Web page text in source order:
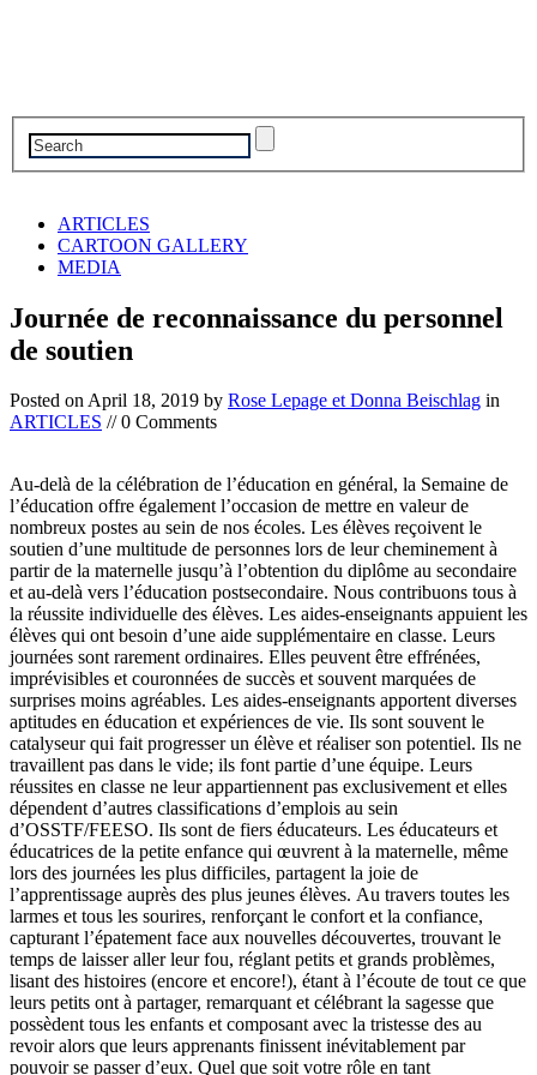
ARTICLES
CARTOON GALLERY
MEDIA
Journée de reconnaissance du personnel
de soutien
Posted onApril 18, 2019 by Rose Lepage et Donna Beischlag in
ARTICLES // 0 Comments
Au-delà de la célébration de l’éducation en général, la Semaine de
l’éducation offre également l’occasion de mettre en valeur de
nombreux postes au sein de nos écoles. Les élèves reçoivent le
soutien d’une multitude de personnes lors de leur cheminement à
partir de la maternelle jusqu’à l’obtention du diplôme au secondaire
et au-delà vers l’éducation postsecondaire. Nous contribuons tous à
la réussite individuelle des élèves. Les aides-enseignants appuient les
élèves qui ont besoin d’une aide supplémentaire en classe. Leurs
journées sont rarement ordinaires. Elles peuvent être effrénées,
imprévisibles et couronnées de succès et souvent marquées de
surprises moins agréables. Les aides-enseignants apportent diverses
aptitudes en éducation et expériences de vie. Ils sont souvent le
catalyseur qui fait progresser un élève et réaliser son potentiel. Ils ne
travaillent pas dans le vide; ils font partie d’une équipe. Leurs
réussites en classe ne leur appartiennent pas exclusivement et elles
dépendent d’autres classifications d’emplois au sein
d’OSSTF/FEESO. Ils sont de fiers éducateurs. Les éducateurs et
éducatrices de la petite enfance qui œuvrent à la maternelle, même
lors des journées les plus difficiles, partagent la joie de
l’apprentissage auprès des plus jeunes élèves. Au travers toutes les
larmes et tous les sourires, renforçant le confort et la confiance,
capturant l’épatement face aux nouvelles découvertes, trouvant le
temps de laisser aller leur fou, réglant petits et grands problèmes,
lisant des histoires (encore et encore!), étant à l’écoute de tout ce que
leurs petits ont à partager, remarquant et célébrant la sagesse que
possèdent tous les enfants et composant avec la tristesse des au
revoir alors que leurs apprenants finissent inévitablement par
pouvoir se passer d’eux. Quel que soit votre rôle en tant